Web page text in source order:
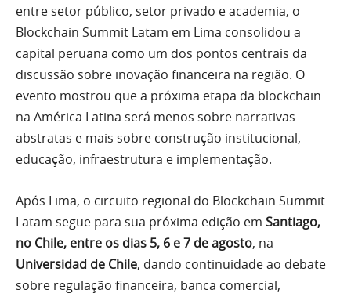
entre setor público, setor privado e academia, o
Blockchain Summit Latam em Lima consolidou a
capital peruana como um dos pontos centrais da
discussão sobre inovação financeira na região. O
evento mostrou que a próxima etapa da blockchain
na América Latina será menos sobre narrativas
abstratas e mais sobre construção institucional,
educação, infraestrutura e implementação.
Após Lima, o circuito regional do Blockchain Summit
Latam segue para sua próxima edição em Santiago,
no Chile, entre os dias 5, 6 e 7 de agosto, na
Universidad de Chile, dando continuidade ao debate
sobre regulação financeira, banca comercial,